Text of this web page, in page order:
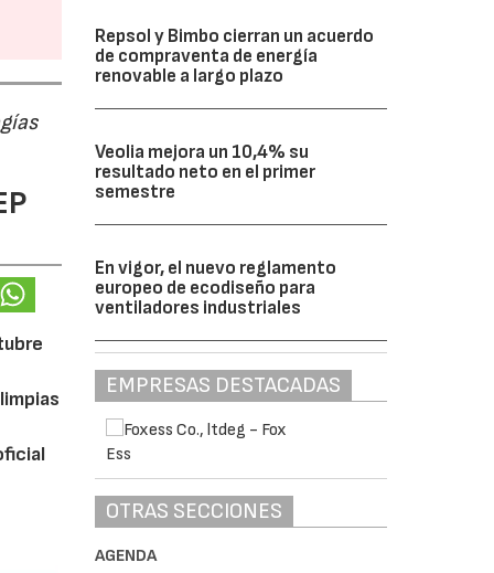
Repsol y Bimbo cierran un acuerdo
de compraventa de energía
renovable a largo plazo
Veolia mejora un 10,4% su
resultado neto en el primer
semestre
En vigor, el nuevo reglamento
europeo de ecodiseño para
ventiladores industriales
EMPRESAS DESTACADAS
OTRAS SECCIONES
AGENDA